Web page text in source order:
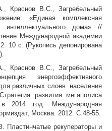
Краснов В.С., Загребельный
«Единая комплексная
интеллектуального дома» //
Международной академии
10 с. (Рукопись депонирована
Краснов В.С., Загребельный
энергоэффективного
различных слоев населения
развития мегаполиса
в 2014 год. Международная
Москва. 2012. С.48-55.
рекуператоры и